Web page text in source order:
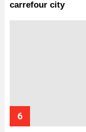
carrefour city